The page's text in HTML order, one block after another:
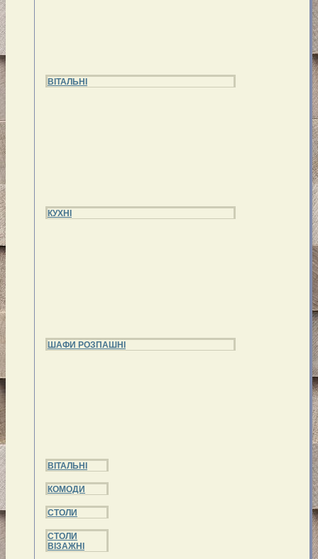
ВІТАЛЬНІ
КУХНІ
ШАФИ РОЗПАШНІ
ВІТАЛЬНІ
КОМОДИ
СТОЛИ
СТОЛИ
ВІЗАЖНІ